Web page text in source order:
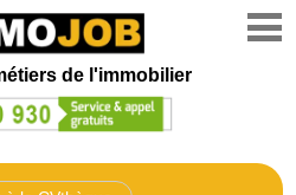
de l'immobilier